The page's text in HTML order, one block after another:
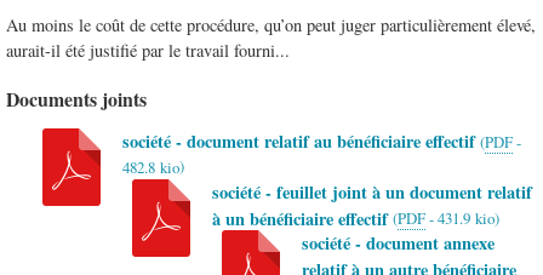
Au moins le coût de cette procédure, qu’on peut juger particulièrement élevé,
aurait-il été justifié par le travail fourni...
Documents joints
société - document relatif au bénéficiaire effectif (PDF-
482.8 kio)
société - feuillet joint à un document relatif
à un bénéficiaire effectif (PDF-431.9 kio)
société - document annexe
relatif à un autre bénéficiaire